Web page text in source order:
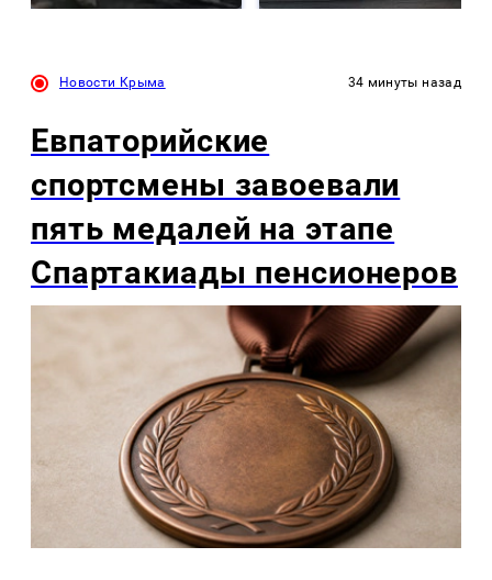
Новости Крыма 34 минуты назад
Евпаторийские
спортсмены завоевали
пять медалей на этапе
Спартакиады пенсионеров